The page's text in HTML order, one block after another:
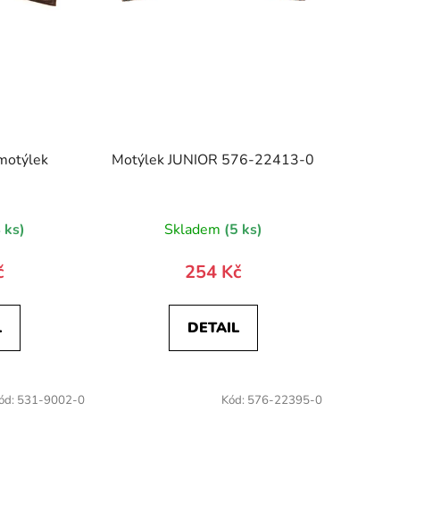
ks)
Motýlek JUNIOR 576-22413-0
Skladem (5 ks)
254 Kč
DETAIL
531-9002-0 Kód: 576-22395-0